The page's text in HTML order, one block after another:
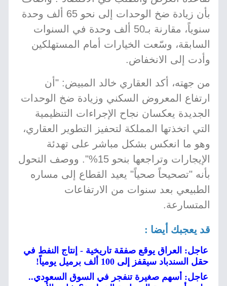
بأن زيادة ضخ الوحدات إلى نحو 65 ألف وحدة
سنوياً، مقارنة بـ50 ألف وحدة في السنوات
السابقة، وسّعت الخيارات أمام المستهلكين
وأدت إلى الانخفاض.
من جهته، أكد العقاري خالد المبيض: "أن
ارتفاع المعروض السكني وزيادة ضخ الوحدات
الجديدة يعكسان نجاح الإجراءات التنظيمية
التي اتخذتها المملكة لتحفيز التطوير العقاري،
وهو ما انعكس بشكل مباشر على تهدئة
الإيجارات وتراجعها بنحو 15%". ووصف التحول
بأنه "تصحيحاً صحياً" يعيد القطاع إلى مساره
الطبيعي بعد سنوات من الارتفاعات
المتسارعة.
قد يعجبك أيضا :
عاجل: العراق يوقع صفقة تاريخية - إنتاج النفط في
حقل السندباد سيقفز إلى 100 ألف برميل يومياً!
عاجل: أسهم صغيرة تنفجر في السوق السعودي..